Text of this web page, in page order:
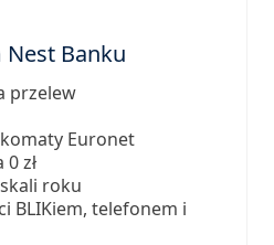
Nest Banku
przelew
Euronet
zł
roku
BLIKiem, telefonem i